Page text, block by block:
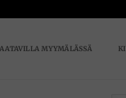
MYYMÄLÄSSÄ